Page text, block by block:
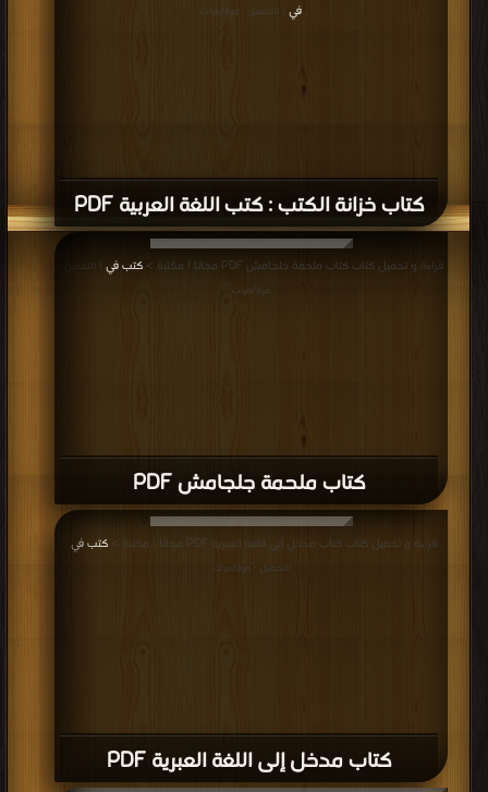
كتاب خزانة الكتب : كتب اللغة العربية PDF
في
| التحميل : مرة/مرات
كتاب ملحمة جلجامش PDF
قراءة و تحميل كتاب كتاب ملحمة جلجامش PDF مجانا | مكتبة > كتب في
| التحميل :
مرة/مرات
كتاب مدخل إلى اللغة العبرية PDF
قراءة و تحميل كتاب كتاب مدخل إلى اللغة العبرية PDF مجانا | مكتبة > كتب في
التحميل : مرة/مرات